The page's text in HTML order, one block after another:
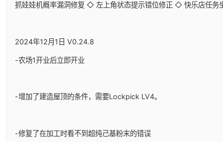
抓娃娃机概率漏洞修复 ◇ 左上角状态提示错位修正 ◇ 快乐店任务
2024年12月1日 V0.24.8
-农场1开业后立即开业
-增加了建造屋顶的条件，需要Lockpick LV4。
-修复了在加工时看不到超纯己基粉末的错误